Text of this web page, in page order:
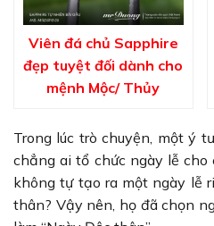
Viên đá chủ Sapphire
đẹp tuyệt đối dành cho
mệnh Mộc/ Thủy
Trong lúc trò chuyện, một ý
chẳng ai tổ chức ngày lễ
không tự tạo ra một ngày lễ
thân? Vậy nên, họ đã chọn